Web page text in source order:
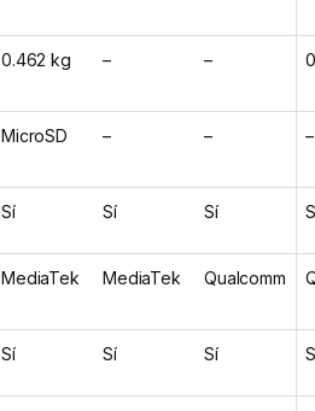
0.462 kg – –
MicroSD – – –
Sí Sí Sí
MediaTek MediaTek Qualcomm
Sí Sí Sí